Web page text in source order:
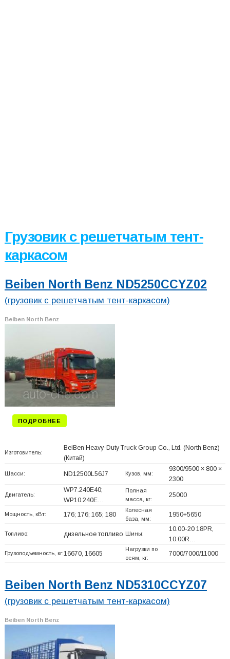
Грузовик с решетчатым тент-
каркасом
Beiben North Benz ND5250CCYZ02
(грузовик с решетчатым тент-каркасом)
Beiben North Benz
ПОДРОБНЕЕ
Изготовитель:
BeiBen Heavy-Duty Truck Group Co., Ltd. (North Benz)
(Китай)
Шасси: ND12500L56J7 Кузов, мм:
9300/9500 × 800 ×
2300
Двигатель:
WP7.240E40;
WP10.240E…
Полная
масса, кг:
25000
Мощность, кВт: 176; 176; 165; 180
Колесная
база, мм:
1950+5650
Топливо: дизельное топливо Шины:
10.00-20 18PR,
10.00R…
Грузоподъемность, кг:16670, 16605
Нагрузки по
осям, кг:
7000/7000/11000
Beiben North Benz ND5310CCYZ07
(грузовик с решетчатым тент-каркасом)
Beiben North Benz